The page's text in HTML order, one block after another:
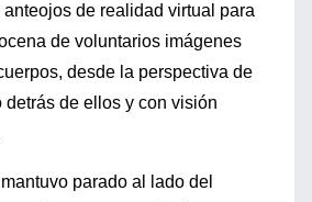
de realidad virtual para
de voluntarios imágenes
desde la perspectiva de
de ellos y con visión
parado al lado del